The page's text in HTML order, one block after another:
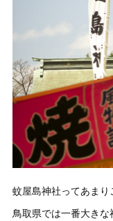
蚊屋島神社ってあま
鳥取県では一番大き